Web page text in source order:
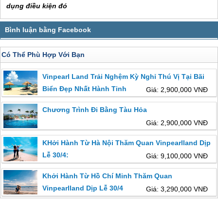
dụng điều kiện đó
Có Thể Phù Hợp Với Bạn
Vinpearl Land Trải Nghệm Kỳ Nghỉ Thú Vị Tại Bãi
Biển Đẹp Nhất Hành Tinh
Giá: 2,900,000 VNĐ
Chương Trình Đi Bằng Tàu Hỏa
Giá: 2,900,000 VNĐ
KHởi Hành Từ Hà Nội Thăm Quan Vinpearlland Dịp
Lễ 30/4:
Giá: 9,100,000 VNĐ
Khởi Hành Từ Hồ Chí Minh Thăm Quan
Vinpearlland Dịp Lễ 30/4
Giá: 3,290,000 VNĐ